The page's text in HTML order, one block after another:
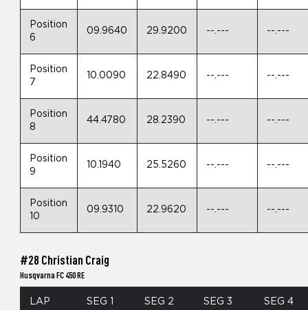
Position
6
09.9640 29.9200 --.--- --.---
Position
7
10.0090 22.8490 --.--- --.---
Position
8
44.4780 28.2390 --.--- --.---
Position
9
10.1940 25.5260 --.--- --.---
Position
10
09.9310 22.9620 --.--- --.---
#28 Christian Craig
Husqvarna FC 450 RE
LAP SEG 1 SEG 2 SEG 3 SEG 4